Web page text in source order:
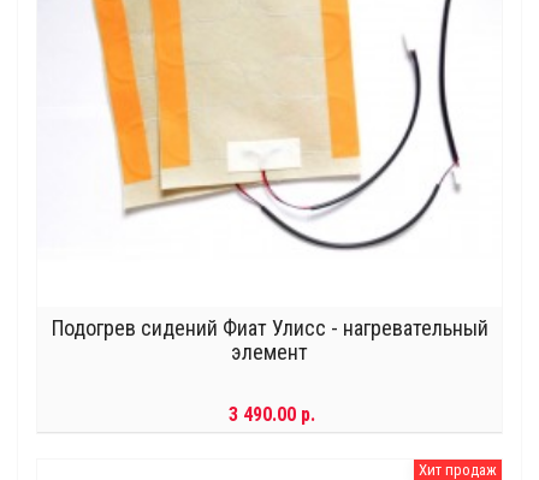
Подогрев сидений Фиат Улисс - нагревательный
элемент
3 490.00 р.
Хит продаж